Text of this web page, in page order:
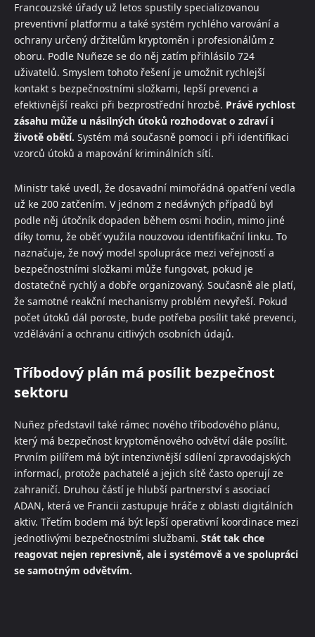
Francouzské úřady už letos spustily specializovanou
preventivní platformu a také systém rychlého varování a
ochrany určený držitelům kryptoměn i profesionálům z
oboru. Podle Nuñeze se do něj zatím přihlásilo 724
uživatelů. Smyslem tohoto řešení je umožnit rychlejší
kontakt s bezpečnostními složkami, lepší prevenci a
efektivnější reakci při bezprostřední hrozbě. Právě rychlost
zásahu může u násilných útoků rozhodovat o zdraví i
životě obětí. Systém má současně pomoci i při identifikaci
vzorců útoků a mapování kriminálních sítí.
Ministr také uvedl, že dosavadní mimořádná opatření vedla
už ke 200 zatčením. V jednom z nedávných případů byl
podle něj útočník dopaden během osmi hodin, mimo jiné
díky tomu, že oběť využila nouzovou identifikační linku. To
naznačuje, že nový model spolupráce mezi veřejností a
bezpečnostními složkami může fungovat, pokud je
dostatečně rychlý a dobře organizovaný. Současně ale platí,
že samotné reakční mechanismy problém nevyřeší. Pokud
počet útoků dál poroste, bude potřeba posílit také prevenci,
vzdělávání a ochranu citlivých osobních údajů.
Tříbodový plán má posílit bezpečnost
sektoru
Nuñez představil také rámec nového tříbodového plánu,
který má bezpečnost kryptoměnového odvětví dále posílit.
Prvním pilířem má být intenzivnější sdílení zpravodajských
informací, protože pachatelé a jejich sítě často operují ze
zahraničí. Druhou částí je hlubší partnerství s asociací
ADAN, která ve Francii zastupuje hráče z oblasti digitálních
aktiv. Třetím bodem má být lepší operativní koordinace mezi
jednotlivými bezpečnostními službami. Stát tak chce
reagovat nejen represivně, ale i systémově a ve spolupráci
se samotným odvětvím.